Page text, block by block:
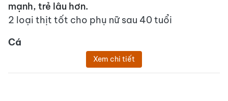
mạnh, trẻ lâu hơn.
2 loại thịt tốt cho phụ nữ sau 40 tuổi
Cá
Xem chi tiết